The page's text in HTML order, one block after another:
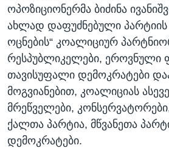
ოპოზიციონერმა ბიძინა
ახლად დაფუძნებული
ოცნების“ კოალიციურ
რესპუბლიკელები, ეროვნული
თავისუფალი დემოკრატები
მოგვიანებით, კოალიციას
მრეწველები,
ქალთა პარტია, მწვანეთა
დემოკრატები.